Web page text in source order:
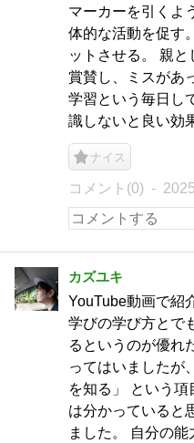
マーカーを引くよ
体的な活動を促す
ットさせる。 親と
賞賛し、ミスがあ
学習という毎日し
識しないと良い効
ナイス
コメント(0)
カズユキ
YouTube動画で紹
学びの学び方とで
るというのが優れ
ってはいましたが
を知る」 という
は分かっていると
ました。 自分の